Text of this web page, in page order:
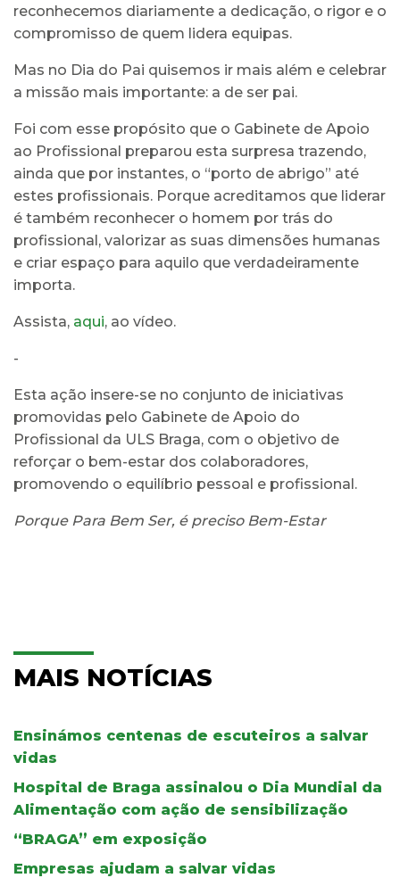
reconhecemos diariamente a dedicação, o rigor e o
compromisso de quem lidera equipas.
Mas no Dia do Pai quisemos ir mais além e celebrar
a missão mais importante: a de ser pai.
Foi com esse propósito que o Gabinete de Apoio
ao Profissional preparou esta surpresa trazendo,
ainda que por instantes, o “porto de abrigo” até
estes profissionais. Porque acreditamos que liderar
é também reconhecer o homem por trás do
profissional, valorizar as suas dimensões humanas
e criar espaço para aquilo que verdadeiramente
importa.
Assista, aqui, ao vídeo.
-
Esta ação insere-se no conjunto de iniciativas
promovidas pelo Gabinete de Apoio do
Profissional da ULS Braga, com o objetivo de
reforçar o bem-estar dos colaboradores,
promovendo o equilíbrio pessoal e profissional.
Porque Para Bem Ser, é preciso Bem-Estar
MAIS NOTÍCIAS
Ensinámos centenas de escuteiros a salvar
vidas
Hospital de Braga assinalou o Dia Mundial da
Alimentação com ação de sensibilização
“BRAGA” em exposição
Empresas ajudam a salvar vidas